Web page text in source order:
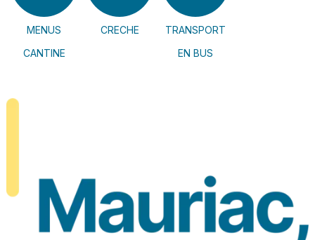
MENUS
CANTINE
CRECHE
TRANSPORT
EN BUS